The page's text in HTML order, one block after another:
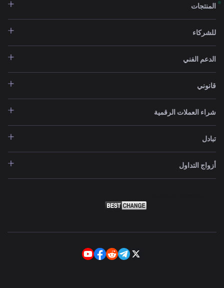
المنتجات
للشركاء
الدعم الفني
قانوني
شراء العملات الرقمية
تبادل
أزواج التداول